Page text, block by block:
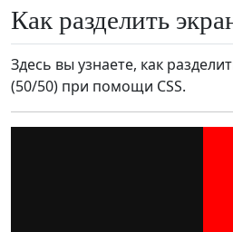
Как разделить
Здесь вы узнаете, как
(50/50) при помощи CSS.